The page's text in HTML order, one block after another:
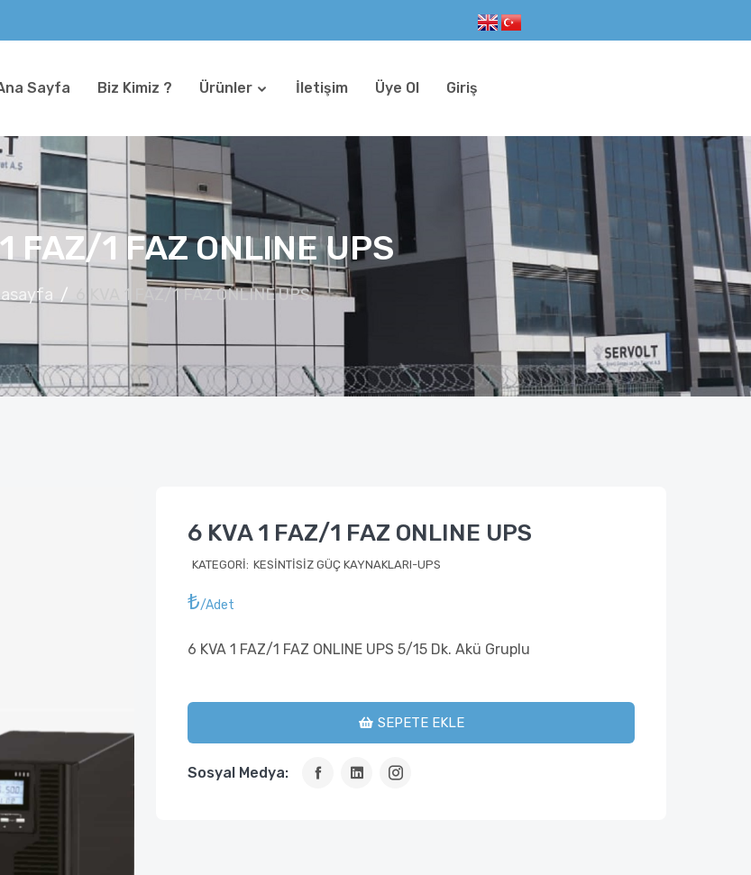
Sayfa Biz Kimiz ? Ürünler İletişim Üye Ol Giriş
FAZ/1 FAZ ONLINE UPS
6 KVA 1 FAZ/1 FAZ ONLINE UPS
6 KVA 1 FAZ/1 FAZ ONLINE UPS
KATEGORI: KESİNTİSİZ GÜÇ KAYNAKLARI-UPS
₺/adet
6 KVA 1 FAZ/1 FAZ ONLINE UPS 5/15 Dk. Akü Gruplu
SEPETE EKLE
Sosyal Medya: